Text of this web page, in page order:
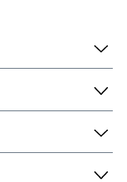
alle vores
de, så udnyt vores
flere end
Heldigvis kan
Derfor er vores
fra 08 til 22.